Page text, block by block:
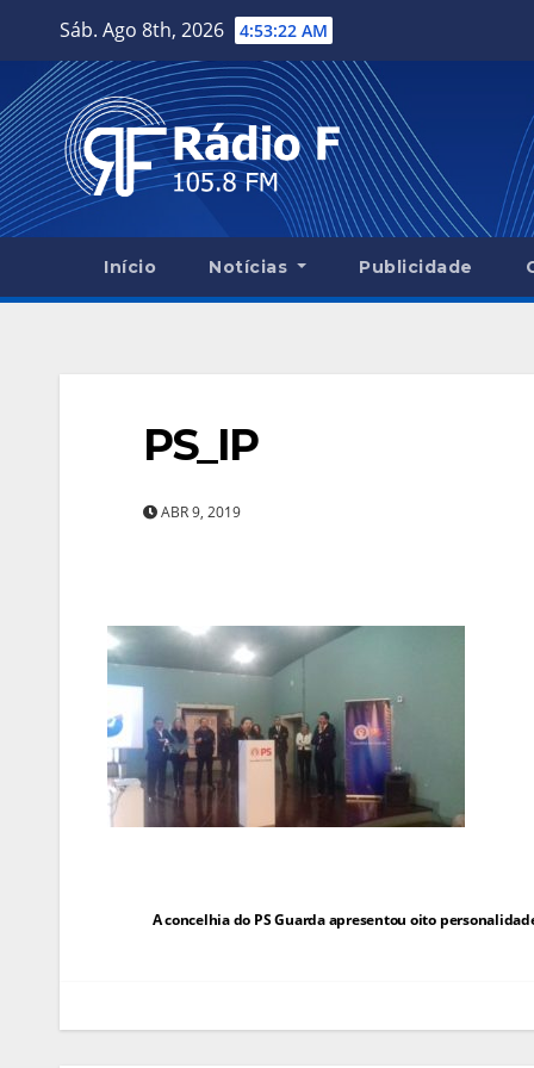
content
Sáb. Ago 8th, 2026 4:53:23 AM
Início Notícias Publicidade
PS_IP
ABR 9, 2019
Navegação
A concelhia do PS Guarda apresentou oito